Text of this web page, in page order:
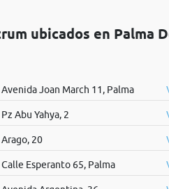
ubicados en Palma
Avenida Joan March 11, Palma
Pz Abu Yahya, 2
Arago, 20
Calle Esperanto 65, Palma